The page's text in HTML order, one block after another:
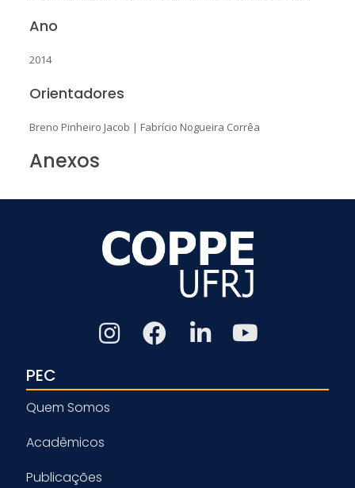
Ano
2014
Orientadores
Breno Pinheiro Jacob | Fabrício Nogueira Corrêa
Anexos
PEC
Quem Somos
Acadêmicos
Publicações